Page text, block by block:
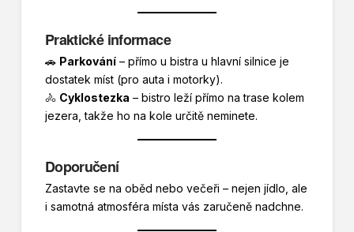
Praktické informace
🚗 Parkování– přímo u bistra u hlavní silnice je
dostatek míst (pro auta i motorky).
🚴 Cyklostezka – bistro leží přímo na trase kolem
jezera, takže ho na kole určitě neminete.
Doporučení
Zastavte se na oběd nebo večeři – nejen jídlo, ale
i samotná atmosféra místa vás zaručeně nadchne.